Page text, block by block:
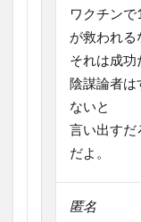
ワクチン
が救われる
それは成功
陰謀論者は
ないと
言い出すだ
だよ。
匿名